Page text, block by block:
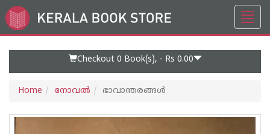
Go
to
Checkout 0 Book(s), - Rs 0.00
Home നോവല്‍ ഭാവാന്തരങ്ങൾ